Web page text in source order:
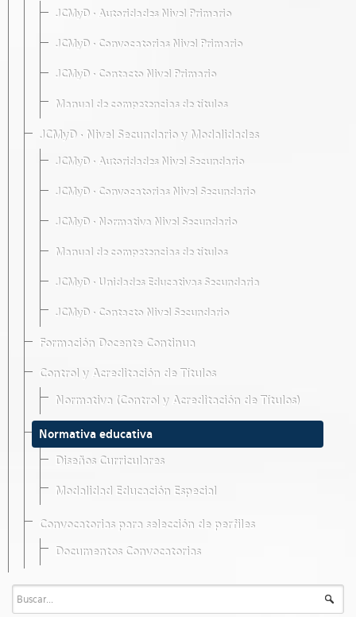
JCMyD · Autoridades Nivel Primario
JCMyD · Convocatorias Nivel Primario
JCMyD · Contacto Nivel Primario
Manual de competencias de títulos
JCMyD · Nivel Secundario y Modalidades
JCMyD · Autoridades Nivel Secundario
JCMyD · Convocatorias Nivel Secundario
JCMyD · Normativa Nivel Secundario
Manual de competencias de títulos
JCMyD · Unidades Educativas Secundaria
JCMyD · Contacto Nivel Secundario
Formación Docente Continua
Control y Acreditación de Títulos
Normativa (Control y Acreditación de Títulos)
Normativa educativa
Diseños Curriculares
Modalidad Educación Especial
Convocatorias para selección de perfiles
Documentos Convocatorias